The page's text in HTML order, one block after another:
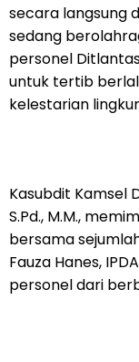
secara langsung
sedang
personel
untuk tertib
kelestarian
Kasubdit Kamsel
S.Pd., M.M.,
bersama
Fauza Hanes,
personel dari